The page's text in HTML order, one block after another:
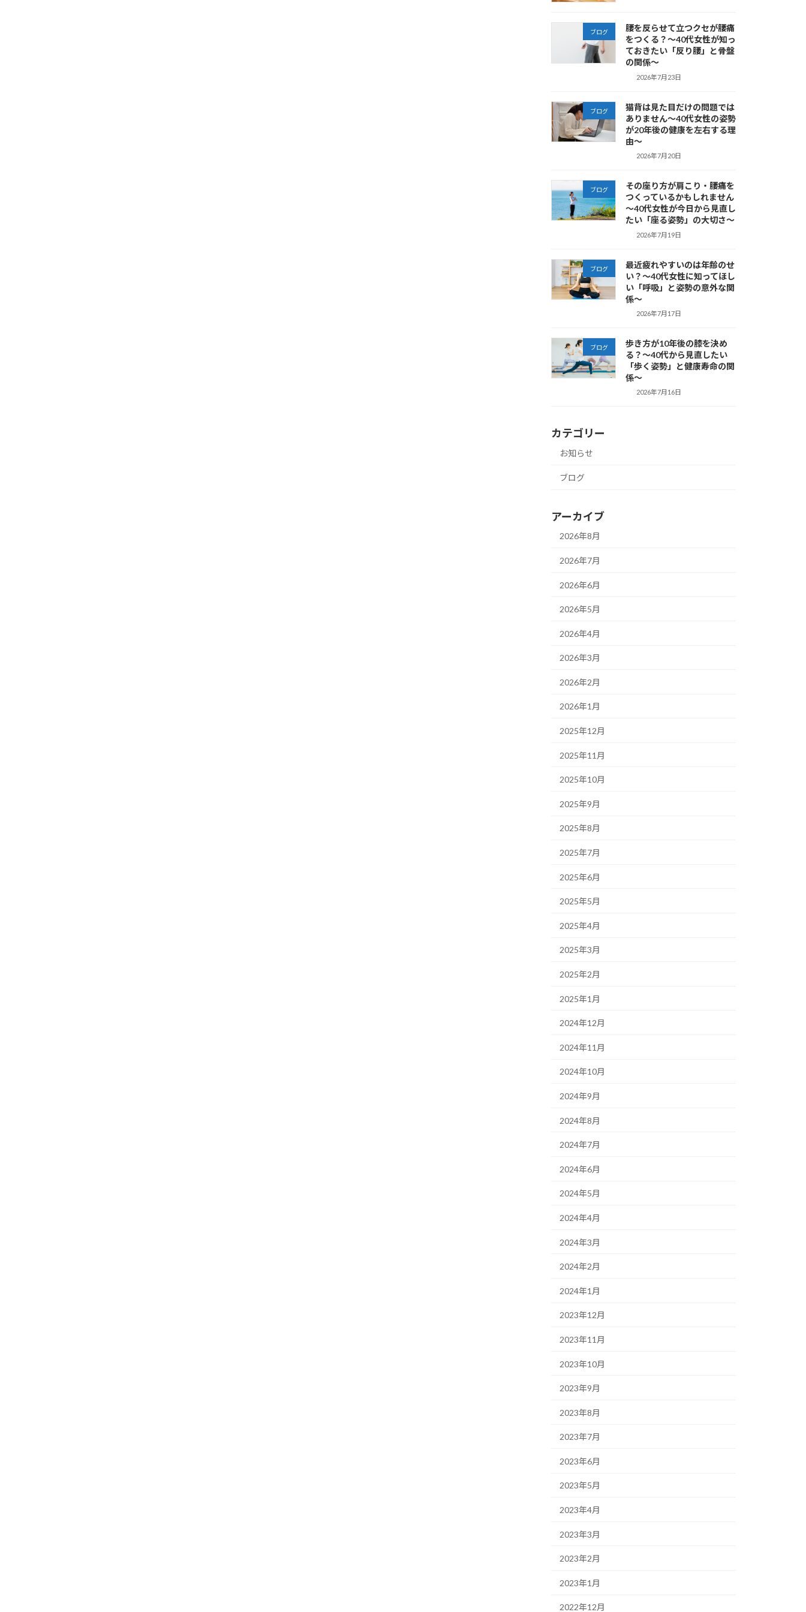
ブログ
腰を反らせて立つクセが腰痛
をつくる？～40代女性が知っ
ておきたい「反り腰」と骨盤
の関係～
2026年7月23日
ブログ
猫背は見た目だけの問題では
ありません～40代女性の姿勢
が20年後の健康を左右する理
由～
2026年7月20日
ブログ
その座り方が肩こり・腰痛を
つくっているかもしれません
～40代女性が今日から見直し
たい「座る姿勢」の大切さ～
2026年7月19日
ブログ
最近疲れやすいのは年齢のせ
い？～40代女性に知ってほし
い「呼吸」と姿勢の意外な関
係～
2026年7月17日
ブログ
歩き方が10年後の膝を決め
る？～40代から見直したい
「歩く姿勢」と健康寿命の関
係～
2026年7月16日
カテゴリー
お知らせ
ブログ
アーカイブ
2026年8月
2026年7月
2026年6月
2026年5月
2026年4月
2026年3月
2026年2月
2026年1月
2025年12月
2025年11月
2025年10月
2025年9月
2025年8月
2025年7月
2025年6月
2025年5月
2025年4月
2025年3月
2025年2月
2025年1月
2024年12月
2024年11月
2024年10月
2024年9月
2024年8月
2024年7月
2024年6月
2024年5月
2024年4月
2024年3月
2024年2月
2024年1月
2023年12月
2023年11月
2023年10月
2023年9月
2023年8月
2023年7月
2023年6月
2023年5月
2023年4月
2023年3月
2023年2月
2023年1月
2022年12月